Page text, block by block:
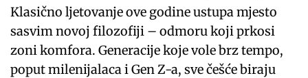
Klasično ljetovanje ove godine ustupa mjesto
sasvim novoj filozofiji – odmoru koji prkosi
zoni komfora. Generacije koje vole brz tempo,
poput milenijalaca i Gen Z-a, sve češće biraju